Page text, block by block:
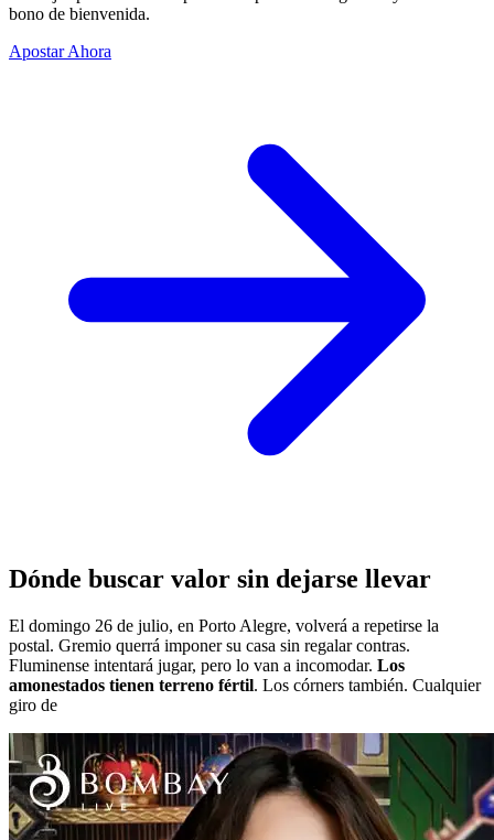
bono de bienvenida.
Apostar Ahora
Dónde buscar valor sin dejarse llevar
El domingo 26 de julio, en Porto Alegre, volverá a repetirse la
postal. Gremio querrá imponer su casa sin regalar contras.
Fluminense intentará jugar, pero lo van a incomodar. Los
amonestados tienen terreno fértil. Los córners también. Cualquier
giro de